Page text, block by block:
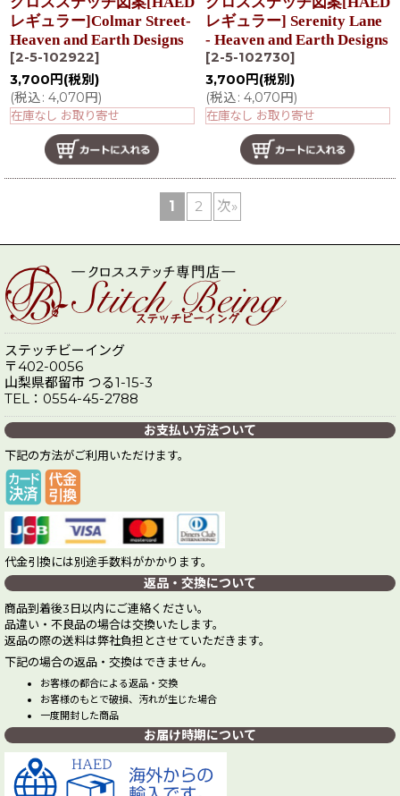
レギュラー]Colmar Street-
Heaven and Earth Designs
[2-5-102922]
3,700 円 (税別)
(税込: 4,070円)
在庫なし お取り寄せ
レギュラー] Serenity Lane
- Heaven and Earth Designs
[2-5-102730]
3,700 円 (税別)
(税込: 4,070円)
在庫なし お取り寄せ
1 2 次»
ステッチビーイング
〒402-0056
山梨県都留市 つる1-15-3
TEL：0554-45-2788
お支払い方法ついて
下記の方法がご利用いただけます。
代金引換には別途手数料がかかります。
返品・交換について
商品到着後3日以内にご連絡ください。
品違い・不良品の場合は交換いたします。
返品の際の送料は弊社負担とさせていただきます。
下記の場合の返品・交換はできません。
お客様の都合による返品・交換
お客様のもとで破損、汚れが生じた場合
一度開封した商品
お届け時期について